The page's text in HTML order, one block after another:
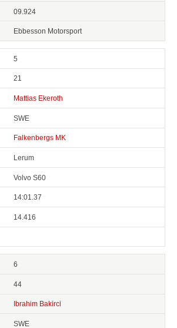
09.924
Ebbesson Motorsport
5
21
Mattias Ekeroth
SWE
Falkenbergs MK
Lerum
Volvo S60
14:01.37
14.416
6
44
Ibrahim Bakirci
SWE